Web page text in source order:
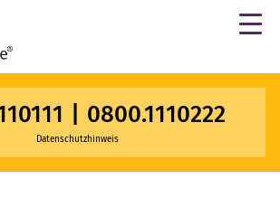
0800.1110222
Datenschutzhinweis